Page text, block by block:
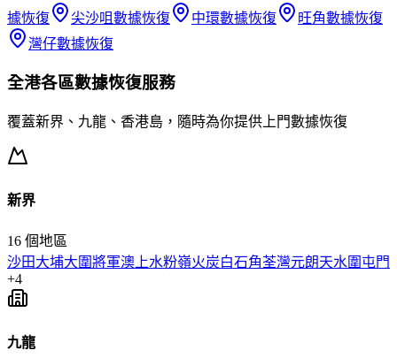
據恢復 尖沙咀數據恢復 中環數據恢復 旺角數據恢復
灣仔數據恢復
全港各區數據恢復服務
覆蓋新界、九龍、香港島，隨時為你提供上門數據恢復
新界
16 個地區
沙田大埔大圍將軍澳 上水粉嶺火炭白石角荃灣元朗天水圍 屯門
+4
九龍